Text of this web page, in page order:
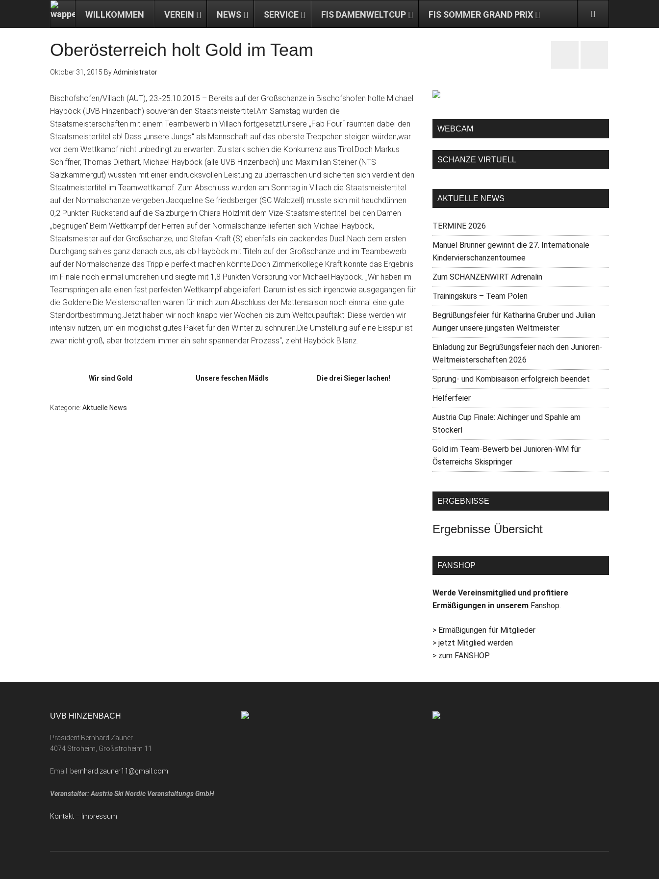
WILLKOMMEN VEREIN NEWS SERVICE FIS DAMENWELTCUP FIS SOMMER GRAND PRIX
Oberösterreich holt Gold im Team
Oktober 31, 2015 ByAdministrator
Bischofshofen/Villach (AUT), 23.-25.10.2015 – Bereits auf der Großschanze in Bischofshofen holte Michael
Hayböck (UVB Hinzenbach) souverän den Staatsmeistertitel.Am Samstag wurden die
Staatsmeisterschaften mit einem Teambewerb in Villach fortgesetzt.Unsere „Fab Four“ räumten dabei den
Staatsmeistertitel ab! Dass „unsere Jungs“ als Mannschaft auf das oberste Treppchen steigen würden,war
vor dem Wettkampf nicht unbedingt zu erwarten. Zu stark schien die Konkurrenz aus Tirol.Doch Markus
Schiffner, Thomas Diethart, Michael Hayböck (alle UVB Hinzenbach) und Maximilian Steiner (NTS
Salzkammergut) wussten mit einer eindrucksvollen Leistung zu überraschen und sicherten sich verdient den
Staatmeistertitel im Teamwettkampf. Zum Abschluss wurden am Sonntag in Villach die Staatsmeistertitel
auf der Normalschanze vergeben.Jacqueline Seifriedsberger (SC Waldzell) musste sich mit hauchdünnen
0,2 Punkten Rückstand auf die Salzburgerin Chiara Hölzlmit dem Vize-Staatsmeistertitel bei den Damen
„begnügen“.Beim Wettkampf der Herren auf der Normalschanze lieferten sich Michael Hayböck,
Staatsmeister auf der Großschanze, und Stefan Kraft (S) ebenfalls ein packendes Duell.Nach dem ersten
Durchgang sah es ganz danach aus, als ob Hayböck mit Titeln auf der Großschanze und im Teambewerb
auf der Normalschanze das Tripple perfekt machen könnte.Doch Zimmerkollege Kraft konnte das Ergebnis
im Finale noch einmal umdrehen und siegte mit 1,8 Punkten Vorsprung vor Michael Hayböck. „Wir haben im
Teamspringen alle einen fast perfekten Wettkampf abgeliefert. Darum ist es sich irgendwie ausgegangen für
die Goldene.Die Meisterschaften waren für mich zum Abschluss der Mattensaison noch einmal eine gute
Standortbestimmung.Jetzt haben wir noch knapp vier Wochen bis zum Weltcupauftakt. Diese werden wir
intensiv nutzen, um ein möglichst gutes Paket für den Winter zu schnüren.Die Umstellung auf eine Eisspur ist
zwar nicht groß, aber trotzdem immer ein sehr spannender Prozess“, zieht Hayböck Bilanz.
Wir sind Gold Unsere feschen Mädls Die drei Sieger lachen!
Kategorie: Aktuelle News
WEBCAM
SCHANZE VIRTUELL
AKTUELLE NEWS
TERMINE 2026
Manuel Brunner gewinnt die 27. Internationale
Kindervierschanzentournee
Zum SCHANZENWIRT Adrenalin
Trainingskurs – Team Polen
Begrüßungsfeier für Katharina Gruber und Julian
Auinger unsere jüngsten Weltmeister
Einladung zur Begrüßungsfeier nach den Junioren-
Weltmeisterschaften 2026
Sprung- und Kombisaison erfolgreich beendet
Helferfeier
Austria Cup Finale: Aichinger und Spahle am
Stockerl
Gold im Team-Bewerb bei Junioren-WM für
Österreichs Skispringer
ERGEBNISSE
Ergebnisse Übersicht
FANSHOP
Werde Vereinsmitglied und profitiere
Ermäßigungen in unserem Fanshop.
> Ermäßigungen für Mitglieder
> jetzt Mitglied werden
> zum FANSHOP
UVB HINZENBACH
Präsident Bernhard Zauner
4074 Stroheim, Großstroheim 11
Email: bernhard.zauner11@gmail.com
Veranstalter: Austria Ski Nordic Veranstaltungs GmbH
Kontakt – Impressum